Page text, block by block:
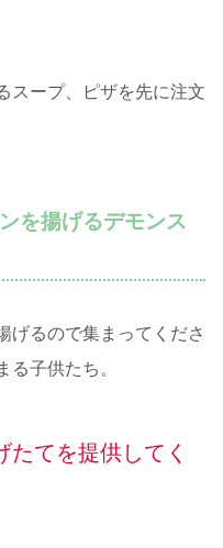
スープ、ピザを先に注文
を揚げるデモンス
げるので集まってくださ
る子供たち。
てを提供してく